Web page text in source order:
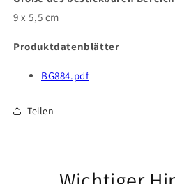
9 x 5,5 cm
Produktdatenblätter
BG884.pdf
Teilen